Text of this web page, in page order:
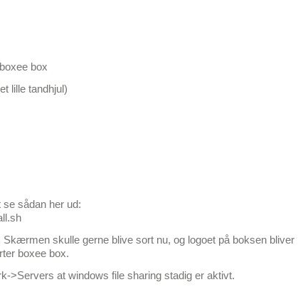
box
lille tandhjul)
sådan her ud:
skulle gerne blive sort nu, og logoet på boksen bliver
boxee box.
>Servers at windows file sharing stadig er aktivt.